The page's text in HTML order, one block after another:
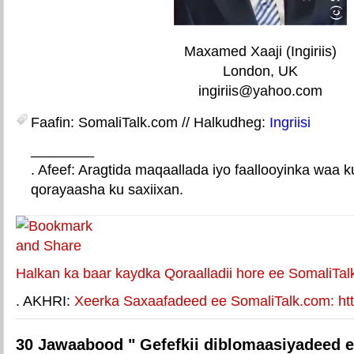
Maxamed Xaaji (Ingiriis)
London, UK
ingiriis@yahoo.com
Faafin: SomaliTalk.com // Halkudheg: Ingriisi
. Afeef: Aragtida maqaallada iyo faallooyinka waa
qorayaasha ku saxiixan.
Halkan ka baar kaydka Qoraalladii hore ee
. AKHRI: Xeerka Saxaafadeed ee SomaliTalk.com:
30 Jawaabood " Gefefkii diblomaasiyadeed